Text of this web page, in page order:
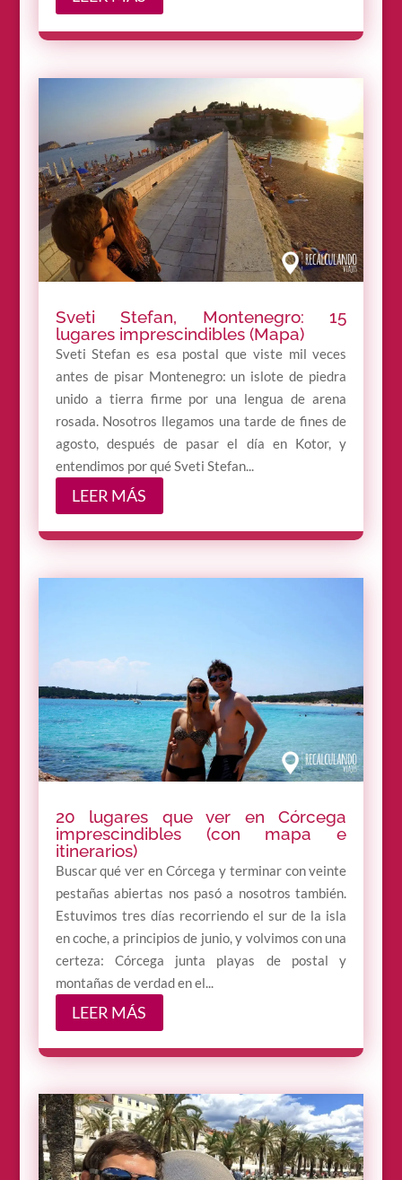
Sveti Stefan, Montenegro: 15
lugares imprescindibles (Mapa)
Sveti Stefan es esa postal que viste mil veces
antes de pisar Montenegro: un islote de piedra
unido a tierra firme por una lengua de arena
rosada. Nosotros llegamos una tarde de fines de
agosto, después de pasar el día en Kotor, y
entendimos por qué Sveti Stefan...
LEER MÁS
20 lugares que ver en Córcega
imprescindibles (con mapa e
itinerarios)
Buscar qué ver en Córcega y terminar con veinte
pestañas abiertas nos pasó a nosotros también.
Estuvimos tres días recorriendo el sur de la isla
en coche, a principios de junio, y volvimos con una
certeza: Córcega junta playas de postal y
montañas de verdad en el...
LEER MÁS